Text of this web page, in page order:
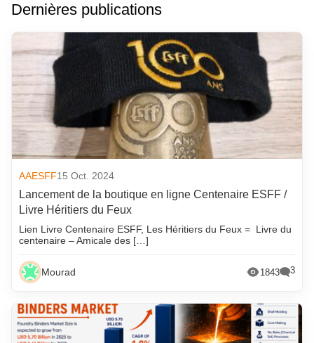
Dernières publications
AAESFF15 Oct. 2024
Lancement de la boutique en ligne Centenaire ESFF /
Livre Héritiers du Feux
Lien Livre Centenaire ESFF, Les Héritiers du Feux = Livre du
centenaire – Amicale des […]
Mourad 1843 3